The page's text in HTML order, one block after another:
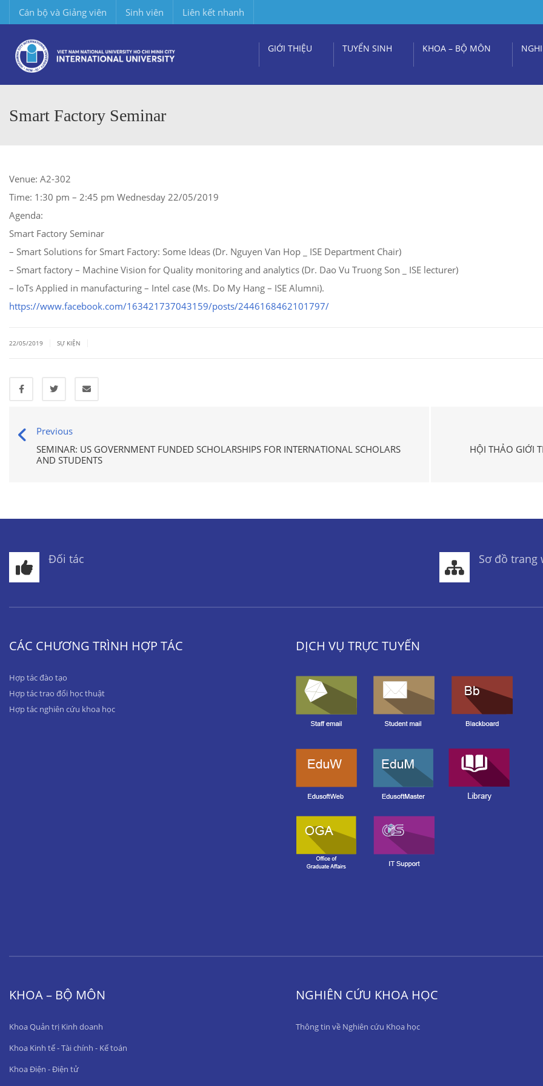
Cán bộ và Giảng viên Sinh viên Liên kết nhanh
GIỚI THIỆU TUYỂN SINH KHOA – BỘ MÔN
Smart Factory Seminar
Venue: A2-302
Time: 1:30 pm – 2:45 pm Wednesday 22/05/2019
Agenda:
Smart Factory Seminar
– Smart Solutions for Smart Factory: Some Ideas (Dr. Nguyen Van Hop _ ISE Department Chair)
– Smart factory – Machine Vision for Quality monitoring and analytics (Dr. Dao Vu Truong Son _ ISE lecturer)
– IoTs Applied in manufacturing – Intel case (Ms. Do My Hang – ISE Alumni).
https://www.facebook.com/163421737043159/posts/2446168462101797/
22/05/2019 SỰ KIỆN
Previous
SEMINAR: US GOVERNMENT FUNDED SCHOLARSHIPS FOR INTERNATIONAL SCHOLARS
AND STUDENTS
HỘI THẢO GIỚI
Đối tác Sơ đồ trang
CÁC CHƯƠNG TRÌNH HỢP TÁC
Hợp tác đào tạo
Hợp tác trao đổi học thuật
Hợp tác nghiên cứu khoa học
DỊCH VỤ TRỰC TUYẾN
KHOA – BỘ MÔN
Khoa Quản trị Kinh doanh
Khoa Kinh tế - Tài chính - Kế toán
Khoa Điện - Điện tử
NGHIÊN CỨU KHOA HỌC
Thông tin về Nghiên cứu Khoa học